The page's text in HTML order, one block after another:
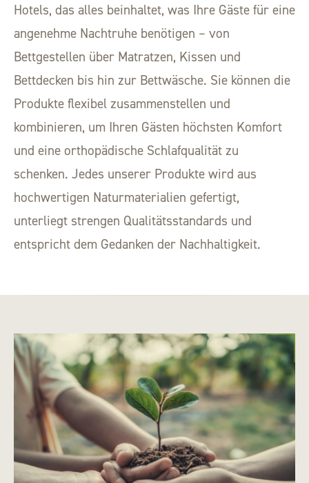
Hotels, das alles beinhaltet, was Ihre Gäste für eine
angenehme Nachtruhe benötigen – von
Bettgestellen über Matratzen, Kissen und
Bettdecken bis hin zur Bettwäsche. Sie können die
Produkte flexibel zusammenstellen und
kombinieren, um Ihren Gästen höchsten Komfort
und eine orthopädische Schlafqualität zu
schenken. Jedes unserer Produkte wird aus
hochwertigen Naturmaterialien gefertigt,
unterliegt strengen Qualitätsstandards und
entspricht dem Gedanken der Nachhaltigkeit.